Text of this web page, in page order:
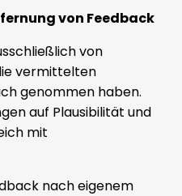
von Feedback
von
vermittelten
genommen haben.
auf Plausibilität und
mit
nach eigenem